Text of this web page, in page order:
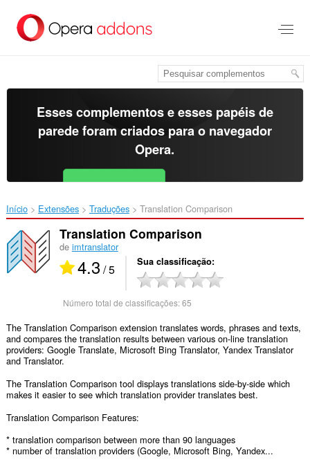
para
Esses complementos e esses papéis de
parede foram criados para o navegador
Opera.
Baixar o Opera Free for Android
Início Extensões Traduções Translation Comparison‎
Translation Comparison
de imtranslator
4.3 / 5 Sua classificação
Número total de classificações:65
The Translation Comparison extension translates words, phrases and texts,
and compares the translation results between various on-line translation
providers: Google Translate, Microsoft Bing Translator, Yandex Translator
and Translator.
The Translation Comparison tool displays translations side-by-side which
makes it easier to see which translation provider translates best.
Translation Comparison Features:
* translation comparison between more than 90 languages
* number of translation providers (Google, Microsoft Bing, Yandex...